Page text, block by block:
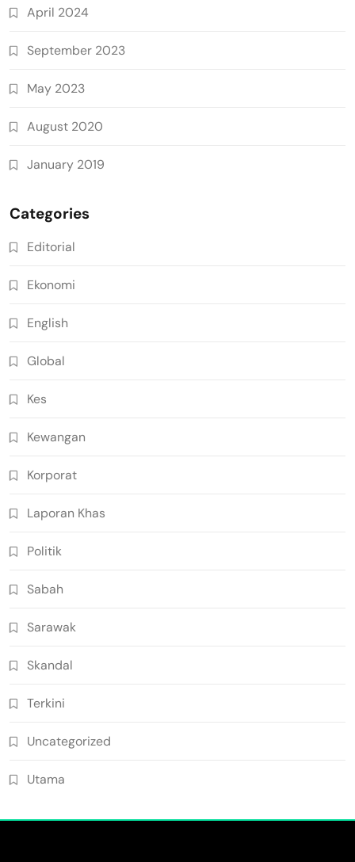
April 2024
September 2023
May 2023
August 2020
January 2019
Categories
Editorial
Ekonomi
English
Global
Kes
Kewangan
Korporat
Laporan Khas
Politik
Sabah
Sarawak
Skandal
Terkini
Uncategorized
Utama